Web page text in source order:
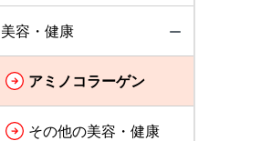
美容・健康
アミノコラーゲン
その他の美容・健康